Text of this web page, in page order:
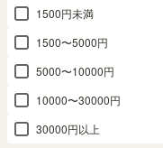
1500円未満
1500〜5000円
5000〜10000円
10000〜30000円
30000円以上
サイズ：横幅
横幅：31cm
横幅：87cm
サイズ：高さ